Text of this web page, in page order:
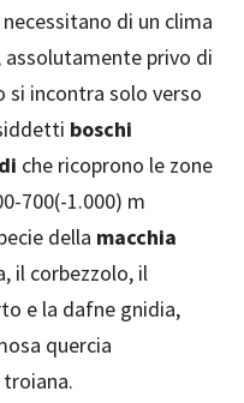
di un clima
privo di
si incontra solo verso
boschi
che ricoprono le zone
700(-1.000) m
della macchia
il corbezzolo, il
e la dafne gnidia,
quercia